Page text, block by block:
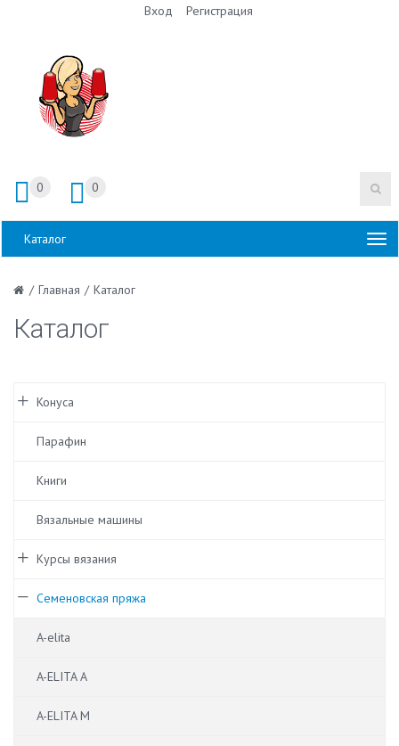
Вход Регистрация
0 0
Каталог
/ Главная / Каталог
Каталог
Конуса
Парафин
Книги
Вязальные машины
Курсы вязания
Семеновская пряжа
A-elita
A-ELITA A
A-ELITA M